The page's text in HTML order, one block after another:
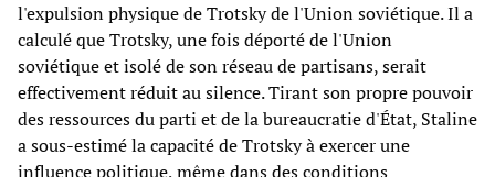
l'expulsion physique de Trotsky de l'Union soviétique. Il a
calculé que Trotsky, une fois déporté de l'Union
soviétique et isolé de son réseau de partisans, serait
effectivement réduit au silence. Tirant son propre pouvoir
des ressources du parti et de la bureaucratie d'État, Staline
a sous-estimé la capacité de Trotsky à exercer une
influence politique, même dans des conditions